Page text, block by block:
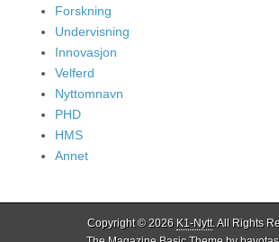
Forskning
Undervisning
Innovasjon
Velferd
Nyttomnavn
PHD
HMS
Annet
Copyright © 2026 K1-Nytt. All Rights